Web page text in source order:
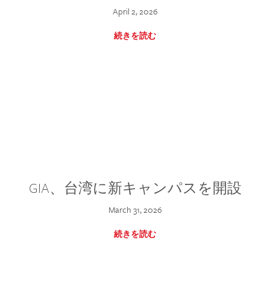
April 2, 2026
続きを読む
GIA、台湾に新キャンパスを開設
March 31, 2026
続きを読む